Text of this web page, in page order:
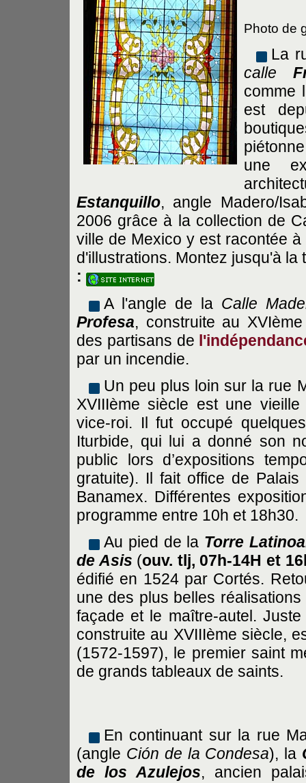
Photo de
La
calle
comme
est
une
Estanquillo, angle Madero/
2006 grâce à la collection de
ville de Mexico y est racontée
d'illustrations. Montez jusqu'à
:
A l'angle de la Calle
Profesa, construite au
des partisans de
par un incendie.
Un peu plus loin sur la rue
XVIIIème siècle est une
vice-roi. Il fut occupé
Iturbide, qui lui a donné son
public lors d’expositions
gratuite). Il fait office de
Banamex. Différentes
programme entre 10h et 18h30.
Au pied de la Torre
de Asis (ouv. tlj, 07h-14H et
édifié en 1524 par Cortés.
une des plus belles
façade et le maître-autel.
construite au XVIIIème siècle,
(1572-1597), le premier saint
de grands tableaux de saints.
En continuant sur la rue
(angle Ción de la Condesa), la
de los Azulejos, ancien